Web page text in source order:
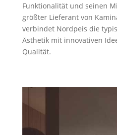
Funktionalität und seinen
größter Lieferant von
verbindet Nordpeis die
Ästhetik mit innovativen
Qualität.